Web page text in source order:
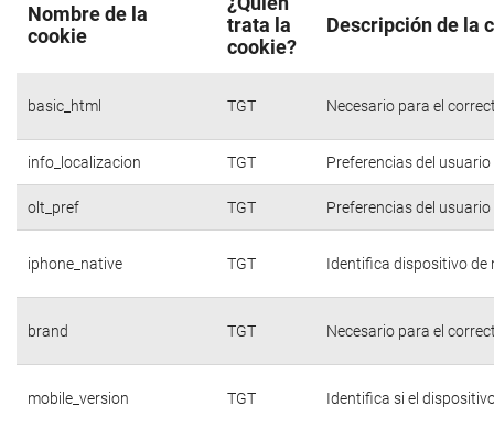
Nombre de la
cookie
trata la
cookie?
Descripción de la
basic_html TGT Necesario para el
info_localizacion TGT Preferencias del
olt_pref TGT Preferencias del
iphone_native TGT Identifica dispositivo de
brand TGT Necesario para el
mobile_version TGT Identifica si el